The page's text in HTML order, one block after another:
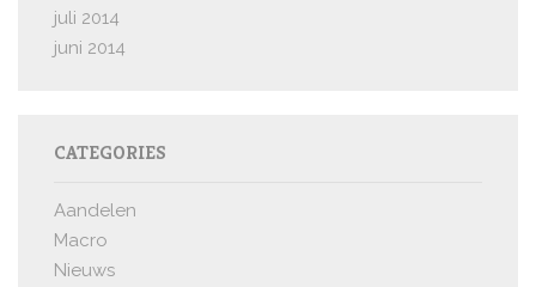
juli 2014
juni 2014
CATEGORIES
Aandelen
Macro
Nieuws